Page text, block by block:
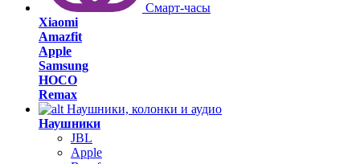
Смарт-часы
Xiaomi
Amazfit
Apple
Samsung
HOCO
Remax
Наушники, колонки и аудио
Наушники
JBL
Apple